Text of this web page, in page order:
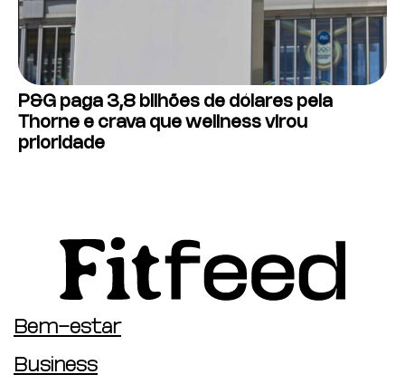
P&G paga 3,8 bilhões de dólares pela
Thorne e crava que wellness virou
prioridade
Bem-estar
Business